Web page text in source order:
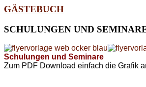
GÄSTEBUCH
SCHULUNGEN UND
Schulungen und Seminare
Zum PDF Download einfach die Grafik